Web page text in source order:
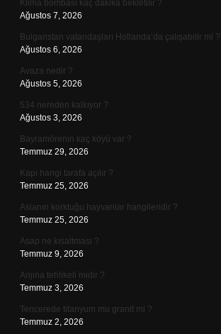
Klima bombası kaç dakika bekletilir ?
Ağustos 7, 2026
Bulgaristan vatandaşları Hollanda’da çalışabilir mi ?
Ağustos 6, 2026
Avaza nedir ?
Ağustos 5, 2026
534 nereden kalkıyor ?
Ağustos 3, 2026
Bayramörenin kaç köyü var ?
Temmuz 29, 2026
Kapı hangi tarafa açılır ?
Temmuz 25, 2026
Aslanın korktuğu hayvanlar hangileridir ?
Temmuz 25, 2026
Asap ne kısaltması ?
Temmuz 9, 2026
Anjina tehlikeli midir ?
Temmuz 3, 2026
Tencerede titanyum mu granit mi ?
Temmuz 2, 2026